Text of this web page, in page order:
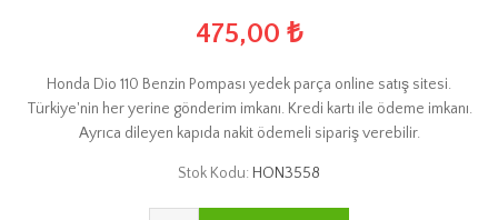
475,00 ₺
Honda Dio 110 Benzin Pompası yedek parça online satış sitesi.
Türkiye'nin her yerine gönderim imkanı. Kredi kartı ile ödeme imkanı.
Ayrıca dileyen kapıda nakit ödemeli sipariş verebilir.
Stok Kodu: HON3558